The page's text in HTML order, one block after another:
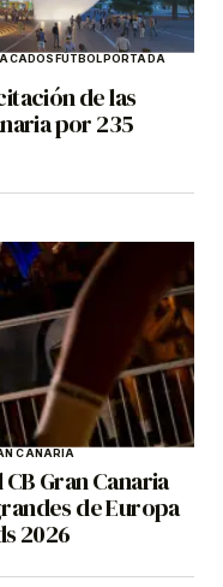
FÚTBOLPORTADA
de las
por 235
CANARIA
Gran Canaria
de Europa
2026